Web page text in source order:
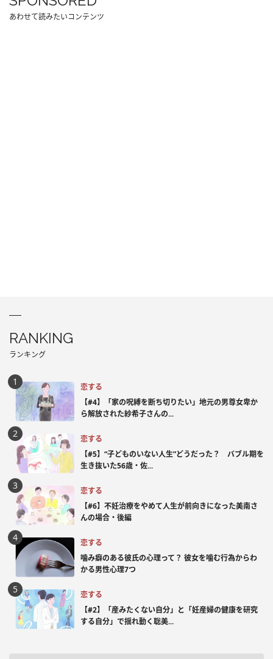
あわせて読みたいコンテンツ
RANKING
ランキング
恋する
【#4】「家の呪縛を断ち切りたい」地元の男尊女卑か
ら解放された紗希子さんの...
恋する
【#5】“子どものいない人生”どうだった？ バブル期を
生き抜いた56歳・佐...
恋する
【#6】不妊治療をやめて人生が前向きになった美南さ
んの場合・後編
恋する
噛み癖のある彼氏の心理って？ 彼女を噛む行為からわ
かる男性心理7つ
恋する
【#2】「産みたくない自分」と「妊産婦の健康を研究
する自分」で揺れ動く聡美...